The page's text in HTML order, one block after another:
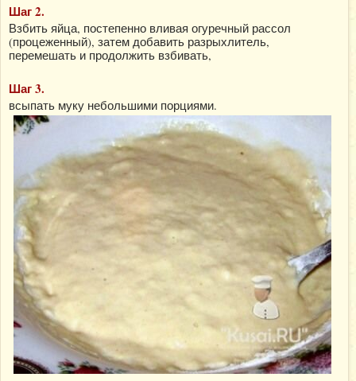
Шаг 2.
Взбить яйца, постепенно вливая огуречный рассол
(процеженный), затем добавить разрыхлитель,
перемешать и продолжить взбивать,
Шаг 3.
всыпать муку небольшими порциями.